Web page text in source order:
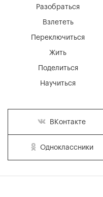
Разобраться
Взлететь
Переключиться
Жить
Поделиться
Научиться
ВКонтакте
Одноклассники